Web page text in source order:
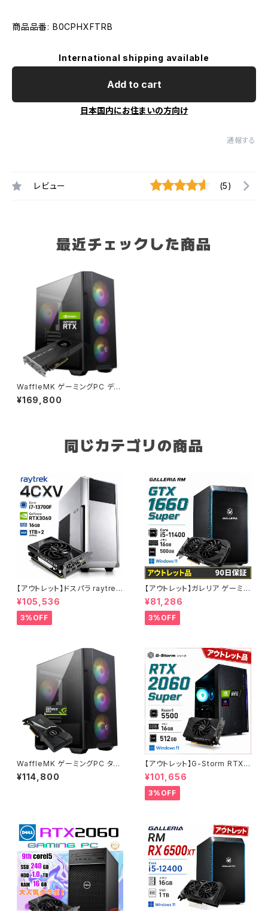
商品品番: B0CPHXFTRB
International shipping available
Add to cart
日本国内にお住まいの方向け
通報する
レビュー (5)
最近チェックした商品
WaffleMK ゲーミングPC デス
クトップPC タワー型 G-Storm
AMD Ryzen 5 5500 CPU -
¥169,800
同じカテゴリの商品
【アウトレット】ドスパラ raytrek
4CXV RTX3060 Core i7-13
700F メモリ16GB SSD1TBx2
クリエイターPC 1点限り 90日
保証
¥105,536
3%OFF
【アウトレット】ガレリア ゲーミン
グパソコン GTX 1660 Super
Core i5-11400 メモリ16GB S
SD500GB 90日保証 他メーカ
ー整備済み品
¥81,286
3%OFF
WaffleMK ゲーミングPC タワ
ー型 G-Stormシリーズ AMD
GeForce 16GBメモリ Windo
¥114,800
【アウトレット】G-Storm RTX2
060Super Ryzen5-5500 メ
モリ16GB SSD512GB ゲーミ
ングPC 90日保証
¥101,656
3%OFF